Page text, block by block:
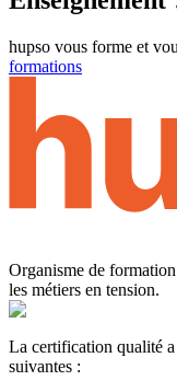
hupso vous forme et
formations
Organisme de
les métiers en tension.
La certification qualité a
suivantes :